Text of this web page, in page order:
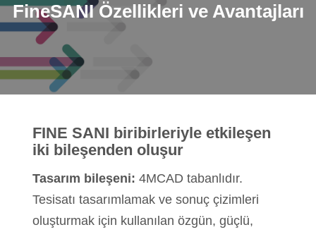
FineSANIÖzellikleri ve Avantajları
FINE SANI biribirleriyle etkileşen
iki bileşenden oluşur
Tasarım bileşeni: 4MCAD tabanlıdır.
Tesisatı tasarımlamak ve sonuç çizimleri
oluşturmak için kullanılan özgün, güçlü,